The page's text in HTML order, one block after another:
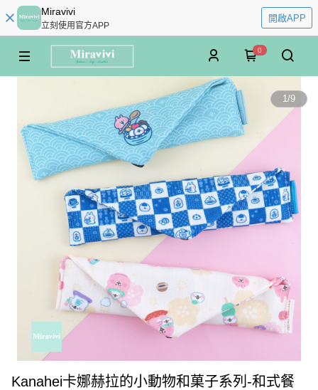
Miravivi
立刻使用官方APP
開啟APP
0
1/9
Kanahei卡娜赫拉的小動物和菓子系列-和式餐